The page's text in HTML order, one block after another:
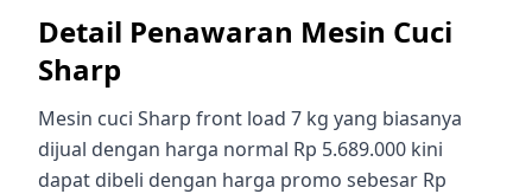
Detail Penawaran Mesin Cuci
Sharp
Mesin cuci Sharp front load 7 kg yang biasanya
dijual dengan harga normal Rp 5.689.000 kini
dapat dibeli dengan harga promo sebesar Rp